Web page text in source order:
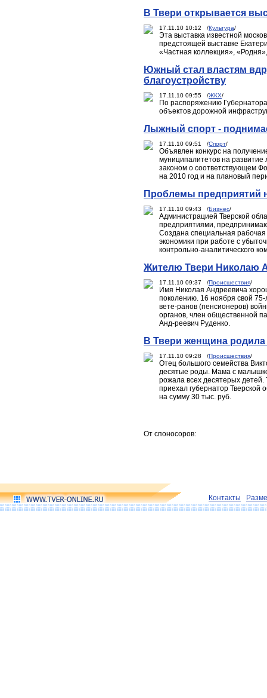
В Твери открывается
17.11.10 10:12 /Культура/
Эта выставка известной
предстоящей выставке
«Частная коллекция»,
Южный стал властям
благоустройству
17.11.10 09:55 /ЖКХ/
По распоряжению
объектов дорожной
Лыжный спорт -
17.11.10 09:51 /Спорт/
Объявлен конкурс на
муниципалитетов на
законом о соответствующем
на 2010 год и на плановый
Проблемы предприятий
17.11.10 09:43 /Бизнес/
Администрацией Тверской
предприятиями,
Создана специальная
экономики при работе с
контрольно-аналитического
Жителю Твери Николаю
17.11.10 09:37 /Происшествия/
Имя Николая Андреевича
поколению. 16 ноября свой
вете-ранов (пенсионеров)
органов, член общественной
Анд-реевич Руденко.
В Твери женщина родила
17.11.10 09:28 /Происшествия/
Отец большого семейства
десятые роды. Мама с
рожала всех десятерых
приехал губернатор Тверской
на сумму 30 тыс. руб.
От споносоров:
Контакты